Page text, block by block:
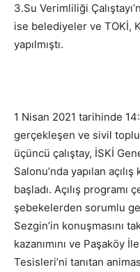
3.Su Verimliliği
ise belediyeler ve TOKİ,
yapılmıştı.
1 Nisan 2021 tarihinde
gerçekleşen ve sivil
üçüncü çalıştay, İSKİ
Salonu’nda yapılan
başladı. Açılış
şebekelerden sorumlu
Sezgin’in konuşmasını
kazanımını ve Paşaköy
Tesisleri’ni tanıtan